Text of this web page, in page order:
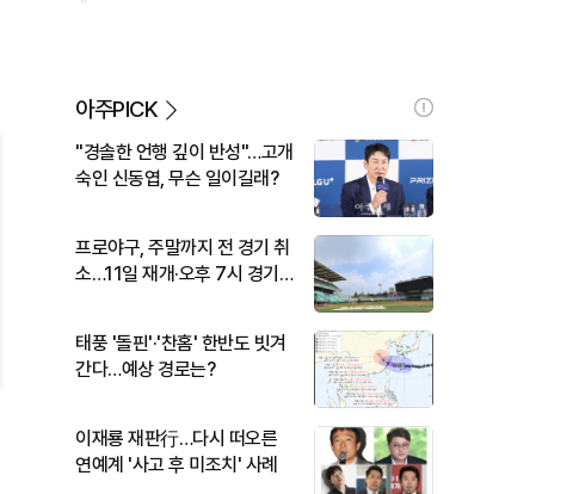
아주PICK
"경솔한 언행 깊이 반성"…고개
숙인 신동엽, 무슨 일이길래?
프로야구, 주말까지 전 경기 취
소…11일 재개·오후 7시 경기
태풍 '돌핀'·'찬홈' 한반도 빗겨
간다…예상 경로는?
이재룡 재판行…다시 떠오른
연예계 '사고 후 미조치' 사례